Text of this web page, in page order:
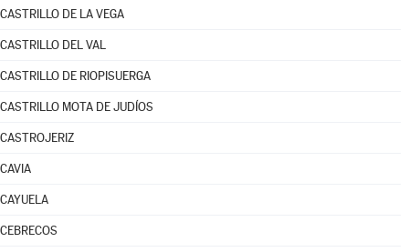
CASTRILLO DE LA VEGA
CASTRILLO DEL VAL
CASTRILLO DE RIOPISUERGA
CASTRILLO MOTA DE JUDÍOS
CASTROJERIZ
CAVIA
CAYUELA
CEBRECOS